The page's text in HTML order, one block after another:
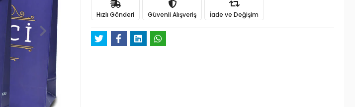
Hızlı Gönderi Güvenli Alışveriş İade ve Değişim